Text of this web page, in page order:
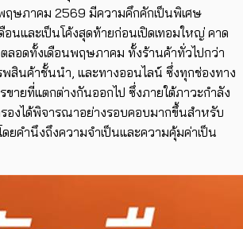
ฤษภาคม 2569 มีความคึกคักเป็นพิเศษ
อนและเป็นโค้งสุดท้ายก่อนเปิดเทอมใหญ่ คาด
ตลอดทั้งเดือนพฤษภาคม ทั้งร้านค้าทั่วไปกว่า
สินค้าชั้นนำ, และทางออนไลน์ ซึ่งทุกช่องทาง
ขายที่แตกต่างกันออกไป ซึ่งภายใต้ภาวะกำลัง
องได้พิจารณาอย่างรอบคอบมากขึ้นสำหรับ
ดยคำนึงถึงความจำเป็นและความคุ้มค่าเป็น